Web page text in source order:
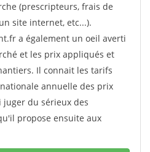
(prescripteurs, frais de
site internet, etc...).
a également un oeil averti
et les prix appliqués et
Il connait les tarifs
annuelle des prix
du sérieux des
propose ensuite aux